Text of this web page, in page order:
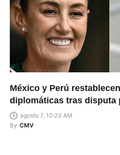
México y Perú
diplomáticas tras disputa
agosto 7, 10:23 AM
By CMV